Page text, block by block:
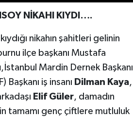
NİKAHI KIYDI….
kıydığı nikahın şahitleri gelinin
ilçe başkanı Mustafa
,İstanbul Mardin Dernek Başkanı
iş insanı Dilman Kaya,
Elif Güler, damadın
tamamı genç çiftlere mutluluk